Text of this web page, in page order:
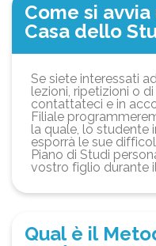
Come si
Casa dello
Se siete interessati
lezioni, ripetizioni o
contattateci e in
Filiale
la quale, lo studente
esporrà le sue
Piano di Studi
vostro figlio durante
Qual è il